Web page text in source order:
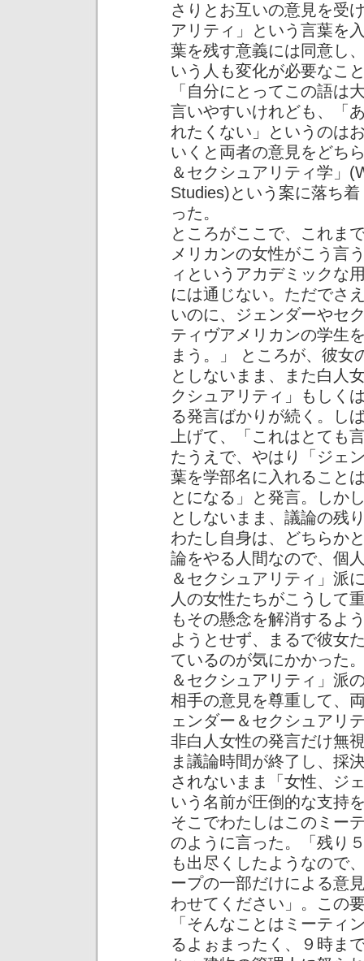
さりとお互いの意見を受
アリティ」という言葉を
葉を残す意義には同意し
いう人も変化が必要なこ
「自分にとってこの語は
言いやすいけれども、「
れたくない」というのは
いくと両者の意見をどち
＆セクシュアリティ学」
Studies)という案に落ち
った。
ところがここで、これま
メリカンの女性がこう言
ィというアカデミックな
には通じない。ただでさ
いのに、ジェンダーやセ
ティヴアメリカンの学生
まう。」 ところが、彼女
としないまま、また白人
クシュアリティ」もしく
る発言ばかりが続く。し
上げて、「これはとても
たうえで、やはり「ジェ
葉を学部名に入れること
とになる」と発言。しか
としないまま、議論の残
わたし自身は、どちらか
論をやる人間なので、個
＆セクシュアリティ」派
人の女性たちがこうして
もその懸念を解消するよ
ようとせず、まるで彼女
ているのが気にかかった
＆セクシュアリティ」派
相手の意見を尊重して、
ェンダー＆セクシュアリ
非白人女性の発言だけ無
ま議論時間が終了し、採
されないまま「女性、ジ
いう名前が圧倒的な支持
そこでわたしはこのミー
のように言った。「残り
も出尽くしたようなので
ープの一部だけによる意
わせてください」。この
「そんなことはミーティ
るよぉまったく、９時ま